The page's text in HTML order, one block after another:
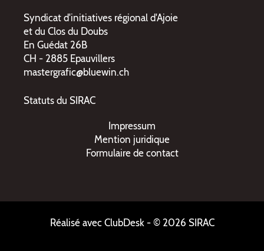
Syndicat d'initiatives régional d'Ajoie
et du Clos du Doubs
En Guédat 26B
CH - 2885 Epauvillers
mastergrafic@bluewin.ch
Statuts du SIRAC
Impressum
Mention juridique
Formulaire de contact
Réalisé avec ClubDesk- © 2026 SIRAC